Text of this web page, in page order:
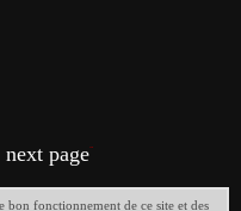
next page
bon fonctionnement de ce site et des